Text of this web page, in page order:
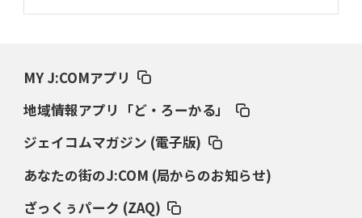
MY J:COMアプリ
地域情報アプリ「ど・ろーかる」
ジェイコムマガジン (電子版)
あなたの街のJ:COM (局からのお知らせ)
ざっくぅパーク (ZAQ)